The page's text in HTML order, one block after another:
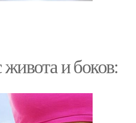
и боков: